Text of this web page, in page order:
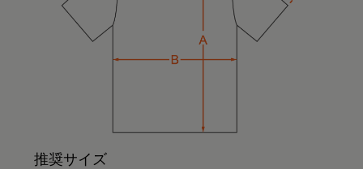
推奨サイズ